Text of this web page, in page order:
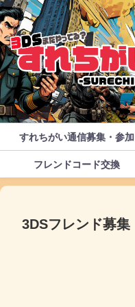
すれちがい通信募集・参加
フレンドコード交換
3DSフレンド募集